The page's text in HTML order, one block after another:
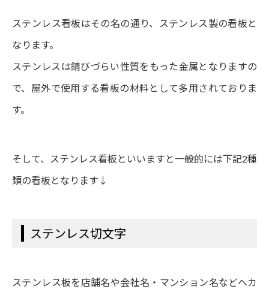
ステンレス看板はその名の通り、ステンレス製の看板と
なります。
ステンレスは錆びづらい性質をもった金属となりますの
で、屋外で使用する看板の材料として多用されておりま
す。
そして、ステンレス看板といいますと一般的には下記2種
類の看板となります↓
ステンレス切文字
ステンレス板を店舗名や会社名・マンション名などへカ